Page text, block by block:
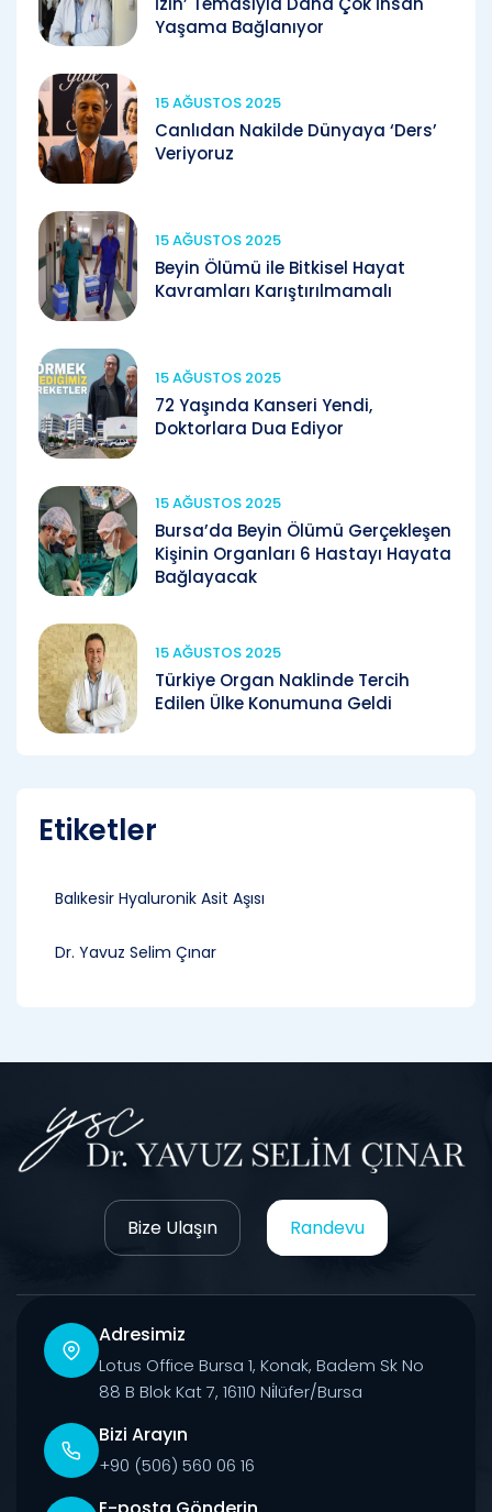
Yaşama Bağlanıyor
15 AĞUSTOS 2025
Canlıdan Nakilde Dünyaya ‘Ders’
Veriyoruz
15 AĞUSTOS 2025
Beyin Ölümü ile Bitkisel Hayat
Kavramları Karıştırılmamalı
15 AĞUSTOS 2025
72 Yaşında Kanseri Yendi,
Doktorlara Dua Ediyor
15 AĞUSTOS 2025
Bursa’da Beyin Ölümü Gerçekleşen
Kişinin Organları 6 Hastayı Hayata
Bağlayacak
15 AĞUSTOS 2025
Türkiye Organ Naklinde Tercih
Edilen Ülke Konumuna Geldi
Etiketler
Balıkesir Hyaluronik Asit Aşısı
Dr. Yavuz Selim Çınar
Bize Ulaşın Randevu
Adresimiz
Lotus Office Bursa 1, Konak, Badem Sk No
88 B Blok Kat 7, 16110 Ni̇lüfer/Bursa
Bizi Arayın
+90 (506) 560 06 16